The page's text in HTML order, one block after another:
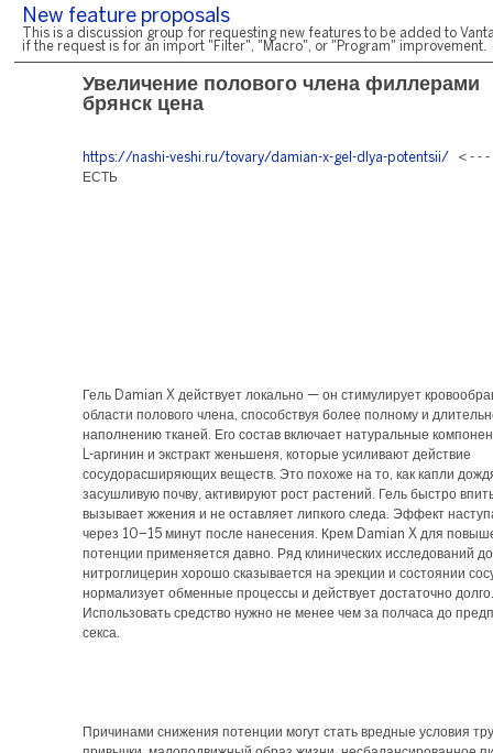
New feature proposals
This is a discussion group for requesting new features to be added to
if the request is for an import "Filter", "Macro", or "Program" improvement.
Увеличение полового члена филлерами
брянск цена
https://nashi-veshi.ru/tovary/damian-x-gel-dlya-potentsii/ < - -
ЕСТЬ
Гель Damian X действует локально — он стимулирует
области полового члена, способствуя более полному и
наполнению тканей. Его состав включает натуральные
L-аргинин и экстракт женьшеня, которые усиливают действие
сосудорасширяющих веществ. Это похоже на то, как капли
засушливую почву, активируют рост растений. Гель быстро
вызывает жжения и не оставляет липкого следа. Эффект
через 10–15 минут после нанесения. Крем Damian X для
потенции применяется давно. Ряд клинических исследований
нитроглицерин хорошо сказывается на эрекции и состоянии
нормализует обменные процессы и действует достаточно долго.
Использовать средство нужно не менее чем за полчаса до
секса.
Причинами снижения потенции могут стать вредные условия